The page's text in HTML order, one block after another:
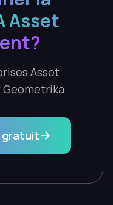
Asset
Asset
gratuit